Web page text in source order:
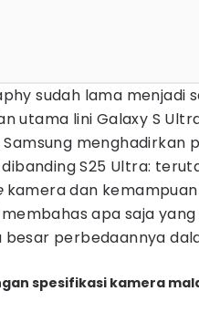
sudah lama menjadi
utama lini Galaxy S
Samsung menghadirkan
S25 Ultra:
kamera dan kemampuan
apa saja
perbedaannya
spesifikasi kamera